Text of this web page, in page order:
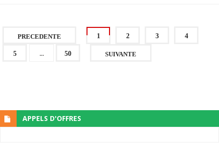
PRECEDENTE 1 2 3 4
5 ... 50 SUIVANTE
APPELS D'OFFRES